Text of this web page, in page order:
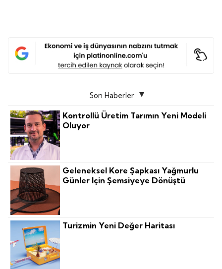
Son Haberler
Kontrollü Üretim Tarımın Yeni Modeli
Oluyor
Geleneksel Kore Şapkası Yağmurlu
Günler Için Şemsiyeye Dönüştü
Turizmin Yeni Değer Haritası